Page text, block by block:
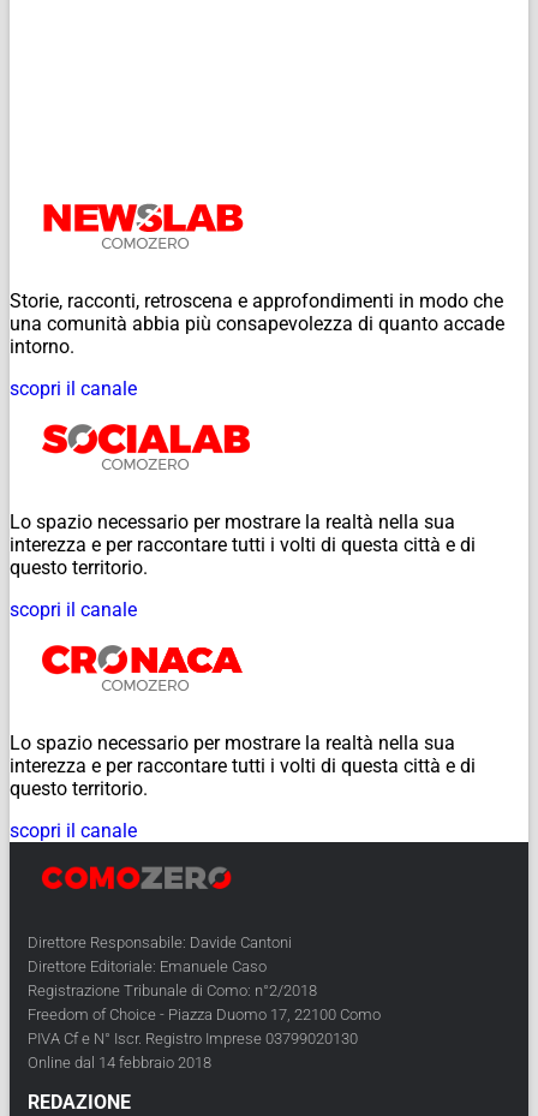
Storie, racconti, retroscena e approfondimenti in modo che
una comunità abbia più consapevolezza di quanto accade
intorno.
scopri il canale
Lo spazio necessario per mostrare la realtà nella sua
interezza e per raccontare tutti i volti di questa città e di
questo territorio.
scopri il canale
Lo spazio necessario per mostrare la realtà nella sua
interezza e per raccontare tutti i volti di questa città e di
questo territorio.
scopri il canale
Direttore Responsabile: Davide Cantoni
Direttore Editoriale: Emanuele Caso
Registrazione Tribunale di Como: n°2/2018
Freedom of Choice - Piazza Duomo 17, 22100 Como
PIVA Cf e N° Iscr. Registro Imprese 03799020130
Online dal 14 febbraio 2018
REDAZIONE